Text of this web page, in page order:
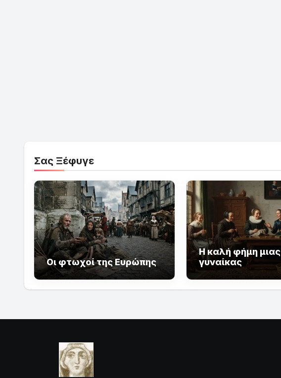
Σας Ξέφυγε
Οι φτωχοί της Ευρώπης
Η καλή φήμη μιας
γυναίκας